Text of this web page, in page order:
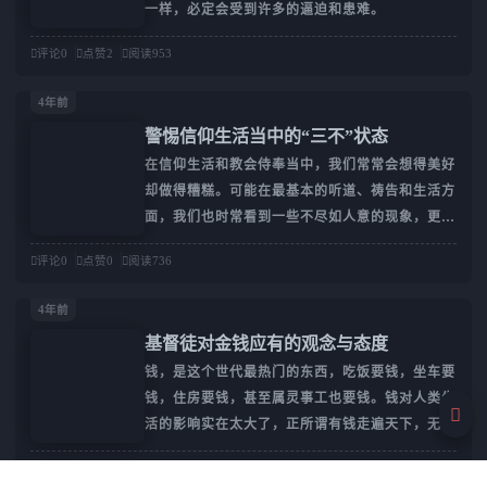
（Jesus）1、历史人物定
义：耶稣（Jesus）是指
的记载，耶稣出生于犹太
地区的伯利恒，成长于拿
撒勒。生平：耶稣是一位
宗教教师和先知，他在30
岁左右开始传道，教导人
时宗教和政治当局的敌
视。事迹：耶稣行了许多
神迹，如治愈病人、使死
人复活等。这些神迹被认
一样，必定会受到许多的逼迫和患难。
评论0 点赞2 阅读953
4年前
警惕信仰生活当中的“三不”状态
在信仰生活和教会侍奉当中，我们常常会想得美好
却做得糟糕。可能在最基本的听道、祷告和生活方
面，我们也时常看到一些不尽如人意的现象，更别
说讨神喜悦了。本文将侍奉中所见到的信徒在信仰
生活当中的状态列为以下三点，以警戒自己，并期
评论0 点赞0 阅读736
4年前
基督徒对金钱应有的观念与态度
钱，是这个世代最热门的东西，吃饭要钱，坐车要
钱，住房要钱，甚至属灵事工也要钱。钱对人类生
活的影响实在太大了，正所谓有钱走遍天下，无钱
寸步难行，因此，许多人便把追求金钱作为人生的